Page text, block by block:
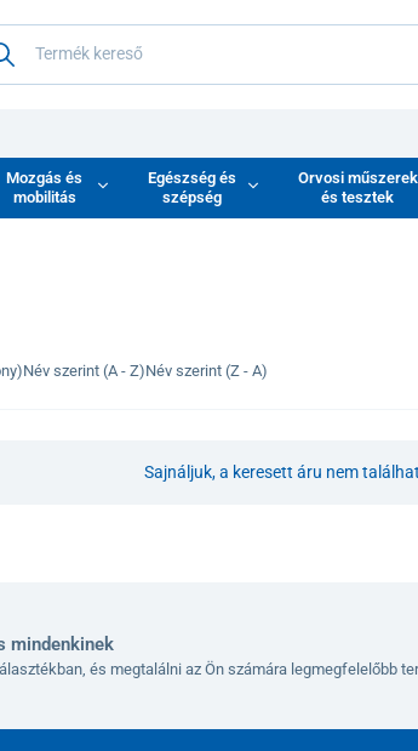
Mozgás és
mobilitás
Egészség és
szépség
Orvosi műszerek
és tesztek
Név szerint (A - Z)Név szerint (Z - A)
Sajnáljuk, a keresett áru nem
mindenkinek
és megtalálni az Ön számára legmegfelelőbb